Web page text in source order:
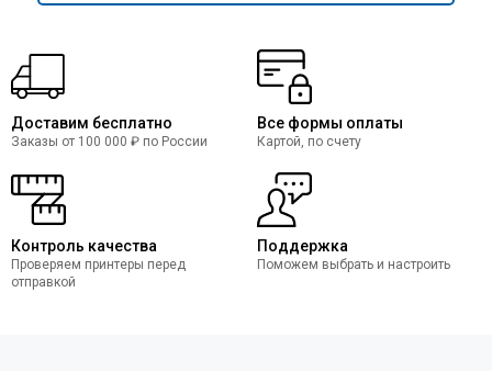
Доставим бесплатно
Заказы от 100 000 ₽ по России
Все формы оплаты
Картой, по счету
Контроль качества
Проверяем принтеры перед
отправкой
Поддержка
Поможем выбрать и настроить